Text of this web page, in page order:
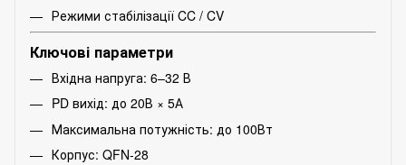
Режими стабілізації CC / CV
Ключові параметри
Вхідна напруга: 6–32 В
PD вихід: до 20В × 5А
Максимальна потужність: до 100Вт
Корпус: QFN-28